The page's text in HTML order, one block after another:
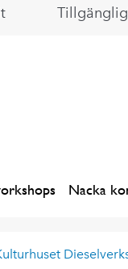
Nacka